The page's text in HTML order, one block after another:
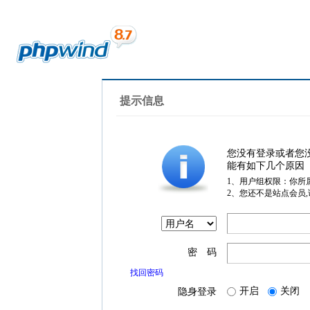
提示信息
您没有登录或者您
能有如下几个原因
1、用户组权限：你所
2、您还不是站点会员
密 码
找回密码
隐身登录 开启 关闭